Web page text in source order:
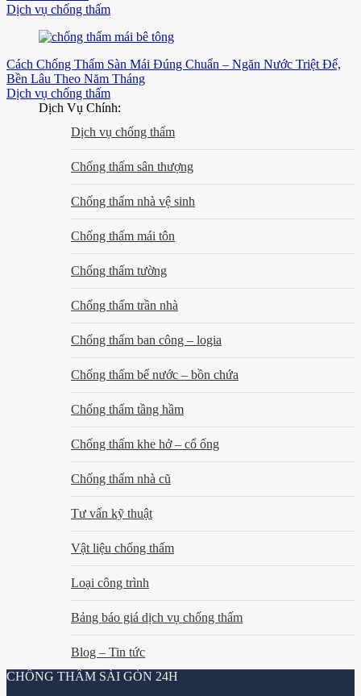
Dịch vụ chống thấm
Cách Chống Thấm Sàn Mái Đúng Chuẩn – Ngăn Nước Triệt Để,
Bền Lâu Theo Năm Tháng
Dịch vụ chống thấm
Dịch Vụ Chính:
Dịch vụ chống thấm
Chống thấm sân thượng
Chống thấm nhà vệ sinh
Chống thấm mái tôn
Chống thấm tường
Chống thấm trần nhà
Chống thấm ban công – logia
Chống thấm bể nước – bồn chứa
Chống thấm tầng hầm
Chống thấm khe hở – cổ ống
Chống thấm nhà cũ
Tư vấn kỹ thuật
Vật liệu chống thấm
Loại công trình
Bảng báo giá dịch vụ chống thấm
Blog – Tin tức
CHỐNG THẤM SÀI GÒN 24H